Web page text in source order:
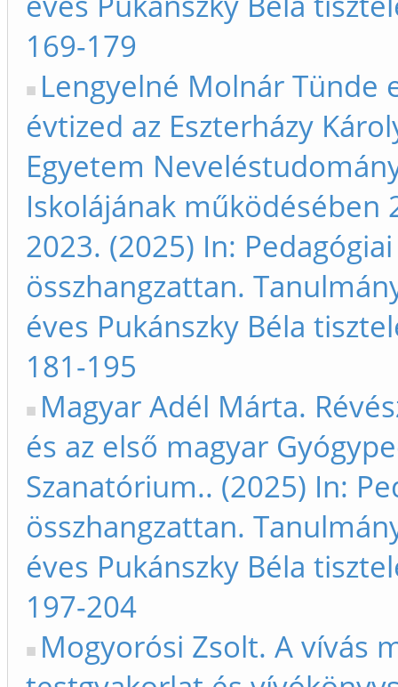
169-179
Lengyelné Molnár Tünde
évtized az Eszterházy
Egyetem
Iskolájának működésében
2023. (2025) In: Pedagógiai
összhangzattan.
éves Pukánszky Béla
181-195
Magyar Adél Márta.
és az első magyar
Szanatórium.. (2025) In:
összhangzattan.
éves Pukánszky Béla
197-204
Mogyorósi Zsolt. A vívás